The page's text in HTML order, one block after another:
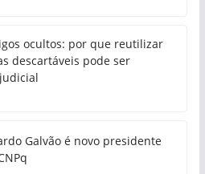
ocultos: por que reutilizar
descartáveis pode ser
Galvão é novo presidente